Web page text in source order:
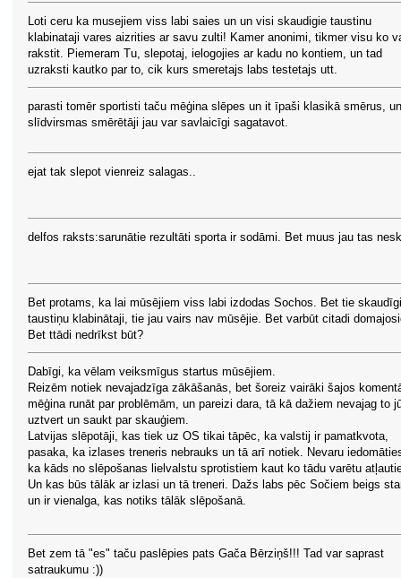
Loti ceru ka musejiem viss labi saies un un visi skaudigie taustinu
klabinataji vares aizrities ar savu zulti! Kamer anonimi, tikmer visu ko
rakstit. Piemeram Tu, slepotaj, ielogojies ar kadu no kontiem, un tad
uzraksti kautko par to, cik kurs smeretajs labs testetajs utt.
parasti tomēr sportisti taču mēģina slēpes un it īpaši klasikā smērus, un
slīdvirsmas smērētāji jau var savlaicīgi sagatavot.
ejat tak slepot vienreiz salagas..
delfos raksts:sarunātie rezultāti sporta ir sodāmi. Bet muus jau tas
Bet protams, ka lai mūsējiem viss labi izdodas Sochos. Bet tie
taustiņu klabinātaji, tie jau vairs nav mūsējie. Bet varbūt citadi
Bet ttādi nedrīkst būt?
Dabīgi, ka vēlam veiksmīgus startus mūsējiem.
Reizēm notiek nevajadzīga zākāšanās, bet šoreiz vairāki šajos
mēģina runāt par problēmām, un pareizi dara, tā kā dažiem nevajag to
uztvert un saukt par skauģiem.
Latvijas slēpotāji, kas tiek uz OS tikai tāpēc, ka valstij ir pamatkvota,
pasaka, ka izlases treneris nebrauks un tā arī notiek. Nevaru
ka kāds no slēpošanas lielvalstu sprotistiem kaut ko tādu varētu
Un kas būs tālāk ar izlasi un tā treneri. Dažs labs pēc Sočiem beigs
un ir vienalga, kas notiks tālāk slēpošanā.
Bet zem tā "es" taču paslēpies pats Gača Bērziņš!!! Tad var saprast
satraukumu :))